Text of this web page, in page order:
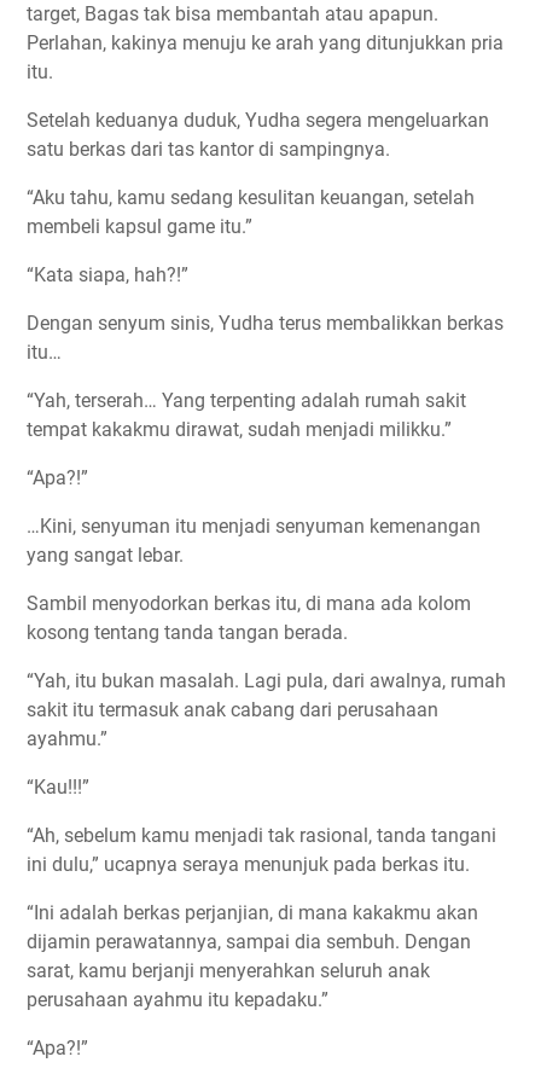
target, Bagas tak bisa membantah atau apapun.
Perlahan, kakinya menuju ke arah yang ditunjukkan pria
itu.
Setelah keduanya duduk, Yudha segera mengeluarkan
satu berkas dari tas kantor di sampingnya.
“Aku tahu, kamu sedang kesulitan keuangan, setelah
membeli kapsul game itu.”
“Kata siapa, hah?!”
Dengan senyum sinis, Yudha terus membalikkan berkas
itu…
“Yah, terserah… Yang terpenting adalah rumah sakit
tempat kakakmu dirawat, sudah menjadi milikku.”
“Apa?!”
…Kini, senyuman itu menjadi senyuman kemenangan
yang sangat lebar.
Sambil menyodorkan berkas itu, di mana ada kolom
kosong tentang tanda tangan berada.
“Yah, itu bukan masalah. Lagi pula, dari awalnya, rumah
sakit itu termasuk anak cabang dari perusahaan
ayahmu.”
“Kau!!!”
“Ah, sebelum kamu menjadi tak rasional, tanda tangani
ini dulu,” ucapnya seraya menunjuk pada berkas itu.
“Ini adalah berkas perjanjian, di mana kakakmu akan
dijamin perawatannya, sampai dia sembuh. Dengan
sarat, kamu berjanji menyerahkan seluruh anak
perusahaan ayahmu itu kepadaku.”
“Apa?!”